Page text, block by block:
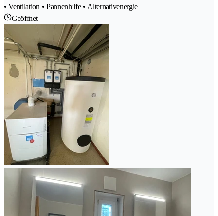
• Ventilation • Pannenhilfe • Alternativenergie
Geöffnet